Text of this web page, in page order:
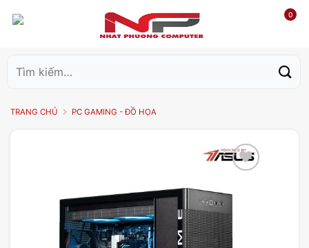
0
kiếm:
TRANG CHỦ PC GAMING - ĐỒ HỌA
wishlist